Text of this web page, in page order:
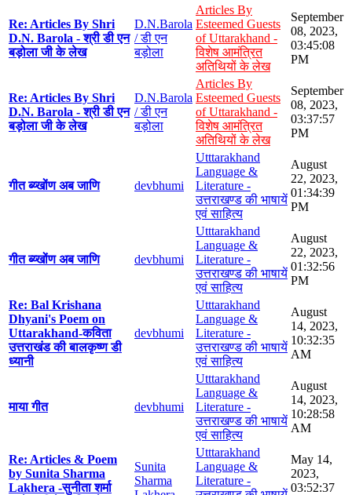
Re: Articles By Shri
D.N. Barola - श्री डी एन
बड़ोला जी के लेख
D.N.Barola
/ डी एन
बड़ोला
Articles By
Esteemed Guests
of Uttarakhand -
विशेष आमंत्रित
अतिथियों के लेख
September
08, 2023,
03:45:08
PM
Re: Articles By Shri
D.N. Barola - श्री डी एन
बड़ोला जी के लेख
D.N.Barola
/ डी एन
बड़ोला
Articles By
Esteemed Guests
of Uttarakhand -
विशेष आमंत्रित
अतिथियों के लेख
September
08, 2023,
03:37:57
PM
गीत ब्य्खोंण अब जाणि devbhumi
Utttarakhand
Language &
Literature -
उत्तराखण्ड की भाषायें
एवं साहित्य
August
22, 2023,
01:34:39
PM
गीत ब्य्खोंण अब जाणि devbhumi
Utttarakhand
Language &
Literature -
उत्तराखण्ड की भाषायें
एवं साहित्य
August
22, 2023,
01:32:56
PM
Re: Bal Krishana
Dhyani's Poem on
Uttarakhand-कविता
उत्तराखंड की बालकृष्ण डी
ध्यानी
devbhumi
Utttarakhand
Language &
Literature -
उत्तराखण्ड की भाषायें
एवं साहित्य
August
14, 2023,
10:32:35
AM
माया गीत devbhumi
Utttarakhand
Language &
Literature -
उत्तराखण्ड की भाषायें
एवं साहित्य
August
14, 2023,
10:28:58
AM
Re: Articles & Poem
by Sunita Sharma
Lakhera -सुनीता शर्मा
Sunita
Sharma
Utttarakhand
Language &
Literature -
May 14,
2023,
03:52:37